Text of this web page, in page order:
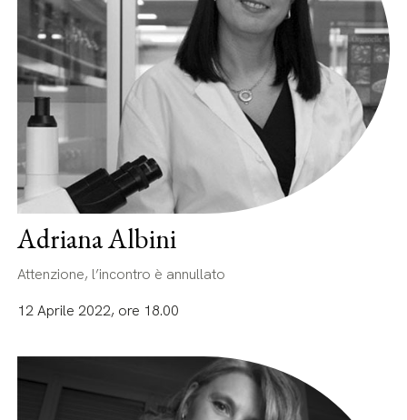
Adriana Albini
Attenzione, l’incontro è annullato
12 Aprile 2022, ore 18.00